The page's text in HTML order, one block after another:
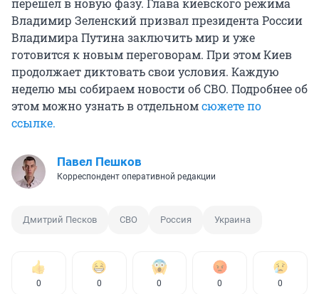
перешел в новую фазу. Глава киевского режима
Владимир Зеленский призвал президента России
Владимира Путина заключить мир и уже
готовится к новым переговорам. При этом Киев
продолжает диктовать свои условия. Каждую
неделю мы собираем новости об СВО. Подробнее об
этом можно узнать в отдельномсюжете по
ссылке.
Павел Пешков
Корреспондент оперативной редакции
Дмитрий Песков СВО Россия Украина
0 0 0 0 0